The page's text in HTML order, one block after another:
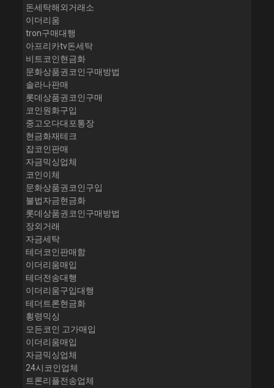
돈세탁해외거래소
이더리움
tron구매대행
아프리카tv돈세탁
비트코인현금화
문화상품권코인구매방법
솔라나판매
롯데상품권코인구매
코인원화구입
중고오다대포통장
현금화재테크
잡코인판매
자금믹싱업체
코인이체
문화상품권코인구입
불법자금현금화
롯데상품권코인구매방법
장외거래
자금세탁
테더코인판매함
이더리움매입
테더전송대행
이더리움구입대행
테더트론현금화
횡령믹싱
모든코인 고가매입
이더리움매입
자금믹싱업체
24시코인업체
트론리플전송업체